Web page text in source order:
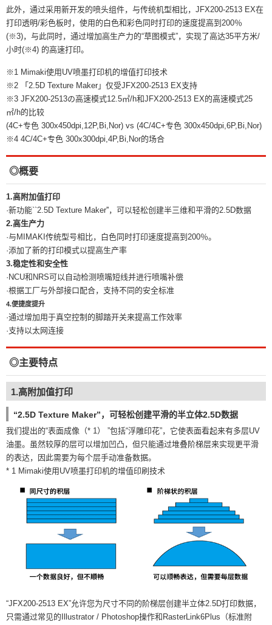
此外，通过采用新开发的喷头组件，与传统机型相比，JFX200-2513 EX在
打印透明/彩色板时，使用的白色和彩色同时打印的速度提高到200％
(※3)，与此同时，通过增加高生产力的“草图模式”，实现了高达35平方米/
小时(※4) 的高速打印。
※1 Mimaki使用UV喷墨打印机的增值打印技术
※2 「2.5D Texture Maker」仅受JFX200-2513 EX支持
※3 JFX200-2513の高速模式12.5㎡/h和JFX200-2513 EX的高速模式25
㎡/h的比较
(4C+专色 300x450dpi,12P,Bi,Nor) vs (4C/4C+专色 300x450dpi,6P,Bi,Nor)
※4 4C/4C+专色 300x300dpi,4P,Bi,Nor的场合
◎概要
1.高附加值打印
·新功能``2.5D Texture Maker''，可以轻松创建半三维和平滑的2.5D数据
2.高生产力
·与MIMAKI传统型号相比，白色同时打印速度提高到200％。
·添加了新的打印模式以提高生产率
3.稳定性和安全性
·NCU和NRS可以自动检测喷嘴短线并进行喷嘴补偿
·根据工厂与外部接口配合，支持不同的安全标准
4.便捷度提升
·通过增加用于真空控制的脚踏开关来提高工作效率
·支持以太网连接
◎主要特点
1.高附加值打印
“2.5D Texture Maker”，可轻松创建平滑的半立体2.5D数据
我们提出的“表面成像（* 1） ”包括“浮雕印花”，它使表面看起来有多层UV
油墨。虽然较厚的层可以增加凹凸，但只能通过堆叠阶梯层来实现更平滑
的表达，因此需要为每个层手动准备数据。
* 1 Mimaki使用UV喷墨打印机的增值印刷技术
“JFX200-2513 EX”允许您为尺寸不同的阶梯层创建半立体2.5D打印数据，
只需通过常见的Illustrator / Photoshop操作和RasterLink6Plus（标准附